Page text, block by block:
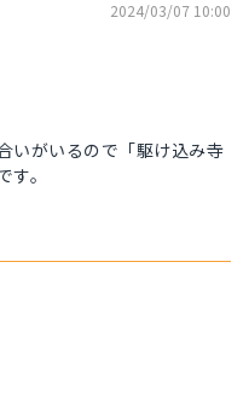
2024/03/07 10:00
いがいるので「駆け込み寺
。